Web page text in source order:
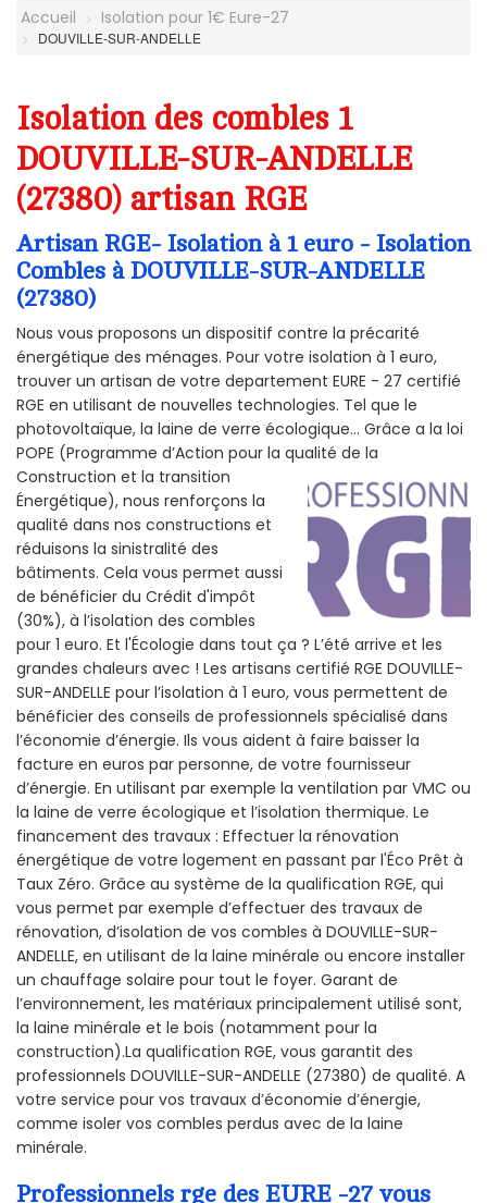
Accueil Isolation pour 1€ Eure-27
DOUVILLE-SUR-ANDELLE
Isolation des combles 1
DOUVILLE-SUR-ANDELLE
(27380) artisan RGE
Artisan RGE- Isolation à 1 euro - Isolation
Combles à DOUVILLE-SUR-ANDELLE
(27380)
Nous vous proposons un dispositif contre la précarité
énergétique des ménages. Pour votre isolation à 1 euro,
trouver un artisan de votre departement EURE - 27 certifié
RGE en utilisant de nouvelles technologies. Tel que le
photovoltaïque, la laine de verre écologique... Grâce a la loi
POPE (Programme d’Action pour la qualité de la
Construction et la transition
Énergétique), nous renforçons la
qualité dans nos constructions et
réduisons la sinistralité des
bâtiments. Cela vous permet aussi
de bénéficier du Crédit d'impôt
(30%), à l’isolation des combles
pour 1 euro. Et l'Écologie dans tout ça ? L’été arrive et les
grandes chaleurs avec ! Les artisans certifié RGE DOUVILLE-
SUR-ANDELLE pour l’isolation à 1 euro, vous permettent de
bénéficier des conseils de professionnels spécialisé dans
l’économie d’énergie. Ils vous aident à faire baisser la
facture en euros par personne, de votre fournisseur
d’énergie. En utilisant par exemple la ventilation par VMC ou
la laine de verre écologique et l’isolation thermique. Le
financement des travaux : Effectuer la rénovation
énergétique de votre logement en passant par l'Éco Prêt à
Taux Zéro. Grâce au système de la qualification RGE, qui
vous permet par exemple d’effectuer des travaux de
rénovation, d’isolation de vos combles à DOUVILLE-SUR-
ANDELLE, en utilisant de la laine minérale ou encore installer
un chauffage solaire pour tout le foyer. Garant de
l’environnement, les matériaux principalement utilisé sont,
la laine minérale et le bois (notamment pour la
construction).La qualification RGE, vous garantit des
professionnels DOUVILLE-SUR-ANDELLE (27380) de qualité. A
votre service pour vos travaux d’économie d’énergie,
comme isoler vos combles perdus avec de la laine
minérale.
Professionnels rge des EURE -27 vous